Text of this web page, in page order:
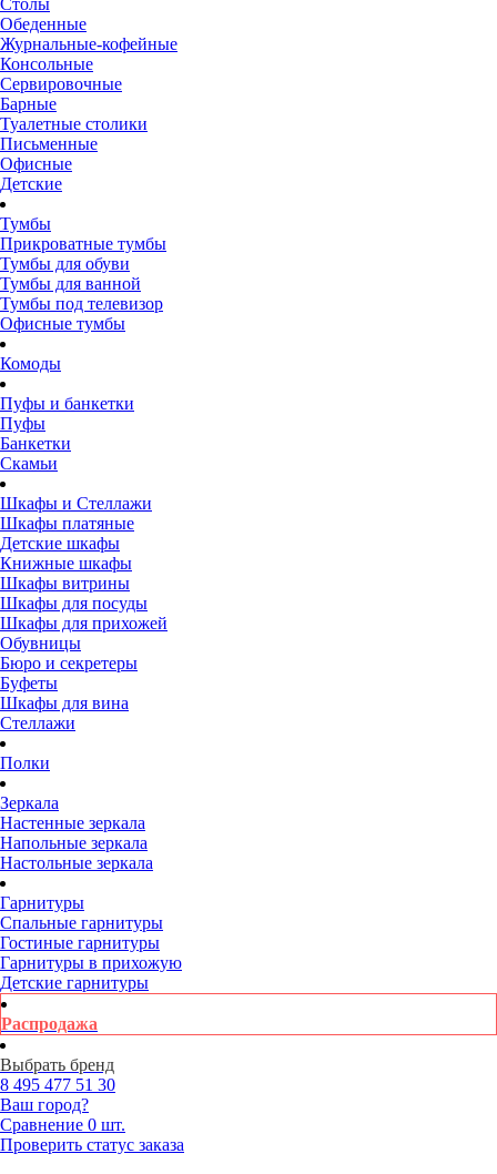
Столы
Обеденные
Журнальные-кофейные
Консольные
Сервировочные
Барные
Туалетные столики
Письменные
Офисные
Детские
Тумбы
Прикроватные тумбы
Тумбы для обуви
Тумбы для ванной
Тумбы под телевизор
Офисные тумбы
Комоды
Пуфы и банкетки
Пуфы
Банкетки
Скамьи
Шкафы и Стеллажи
Шкафы платяные
Детские шкафы
Книжные шкафы
Шкафы витрины
Шкафы для посуды
Шкафы для прихожей
Обувницы
Бюро и секретеры
Буфеты
Шкафы для вина
Стеллажи
Полки
Зеркала
Настенные зеркала
Напольные зеркала
Настольные зеркала
Гарнитуры
Спальные гарнитуры
Гостиные гарнитуры
Гарнитуры в прихожую
Детские гарнитуры
Распродажа
Выбрать бренд
8 495 477 51 30
Ваш город?
Сравнение 0 шт.
Проверить статус заказа